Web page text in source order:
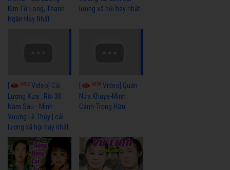
Kim Tử Long, Thanh
Ngân Hay Nhất
lương xã hội hay nhất
6322 Video] Cải
Lương Xưa : Rồi 30
Năm Sau - Minh
Vương Lệ Thủy | cải
lương xã hội hay nhất
6038Video] Quán
Nửa Khuya-Minh
Cảnh-Trọng Hữu